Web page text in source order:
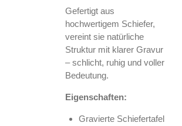
Gefertigt aus
hochwertigem Schiefer,
vereint sie natürliche
Struktur mit klarer Gravur
– schlicht, ruhig und voller
Bedeutung.
Eigenschaften:
Gravierte Schiefertafel